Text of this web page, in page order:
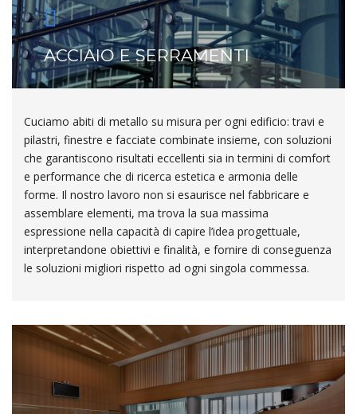
ACCIAIO E SERRAMENTI
Cuciamo abiti di metallo su misura per ogni edificio: travi e
pilastri, finestre e facciate combinate insieme, con soluzioni
che garantiscono risultati eccellenti sia in termini di comfort
e performance che di ricerca estetica e armonia delle
forme. Il nostro lavoro non si esaurisce nel fabbricare e
assemblare elementi, ma trova la sua massima
espressione nella capacità di capire l’idea progettuale,
interpretandone obiettivi e finalità, e fornire di conseguenza
le soluzioni migliori rispetto ad ogni singola commessa.